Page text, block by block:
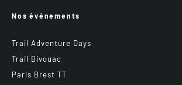
Nos événements
Trail Adventure Days
Trail Bivouac
Paris Brest TT